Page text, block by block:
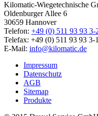
Kilomatic-Wiegetechnische
Oldenburger Allee 6
30659 Hannover
Telefon: +49 (0) 511 93 93 3-
Telefax: +49 (0) 511 93 93 3-
E-Mail: info@kilomatic.de
Impressum
Datenschutz
AGB
Sitemap
Produkte